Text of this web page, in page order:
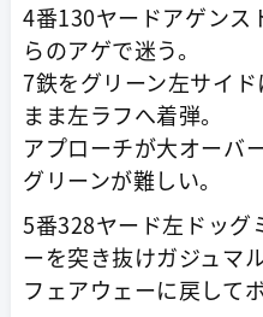
4番130ヤードアゲン
らのアゲで迷う。
7鉄をグリーン左サイ
まま左ラフへ着弾。
アプローチが大オーバ
グリーンが難しい。
5番328ヤード左ドッグ
ーを突き抜けガジュマル
フェアウェーに戻して